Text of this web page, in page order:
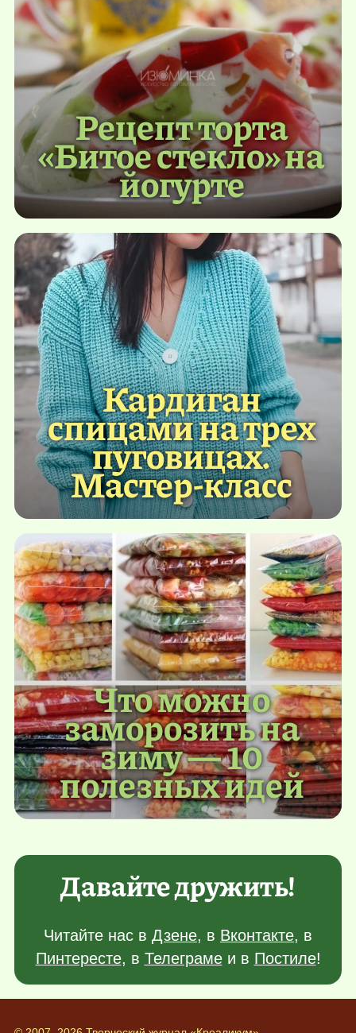
Рецепт торта
«Битое стекло» на
йогурте
Кардиган
спицами на трех
пуговицах.
Мастер-класс
Что можно
заморозить на
зиму — 10
полезных идей
Давайте дружить!
Читайте нас в Дзене, в Вконтакте, в
Пинтересте, в Телеграмеи в Постиле!